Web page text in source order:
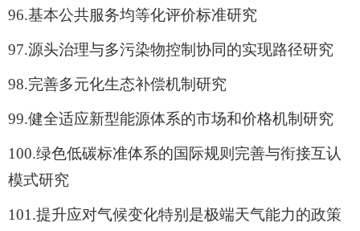
96.基本公共服务均等化评价标准研究
97.源头治理与多污染物控制协同的实现路径研究
98.完善多元化生态补偿机制研究
99.健全适应新型能源体系的市场和价格机制研究
100.绿色低碳标准体系的国际规则完善与衔接互认
模式研究
101.提升应对气候变化特别是极端天气能力的政策